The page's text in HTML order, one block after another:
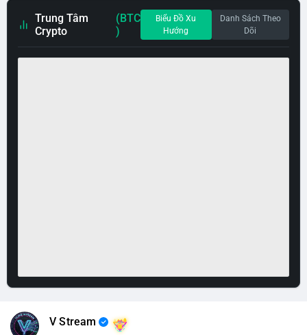
Trung Tâm
Crypto
(BTC
)
Biểu Đồ Xu
Hướng
Danh Sách Theo
Dõi
V Stream